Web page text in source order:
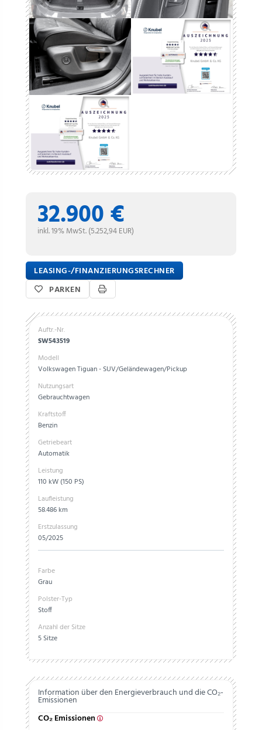
32.900 €
inkl. 19% MwSt. (5.252,94 EUR)
LEASING-/FINANZIERUNGSRECHNER
PARKEN
Auftr.-Nr.
SW543519
Modell
Volkswagen Tiguan - SUV/Geländewagen/Pickup
Nutzungsart
Gebrauchtwagen
Kraftstoff
Benzin
Getriebeart
Automatik
Leistung
110 kW (150 PS)
Laufleistung
58.486 km
Erstzulassung
05/2025
Farbe
Grau
Polster-Typ
Stoff
Anzahl der Sitze
5 Sitze
Information über den Energieverbrauch und die CO₂-
Emissionen
CO₂ Emissionen